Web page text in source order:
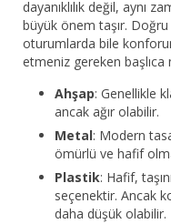
dayanıklılık değil, aynı
büyük önem taşır.
oturumlarda bile
etmeniz gereken
Ahşap: Genellikle
ancak ağır olabilir.
Metal: Modern
ömürlü ve hafif
Plastik: Hafif,
seçenektir. Ancak
daha düşük olabilir.